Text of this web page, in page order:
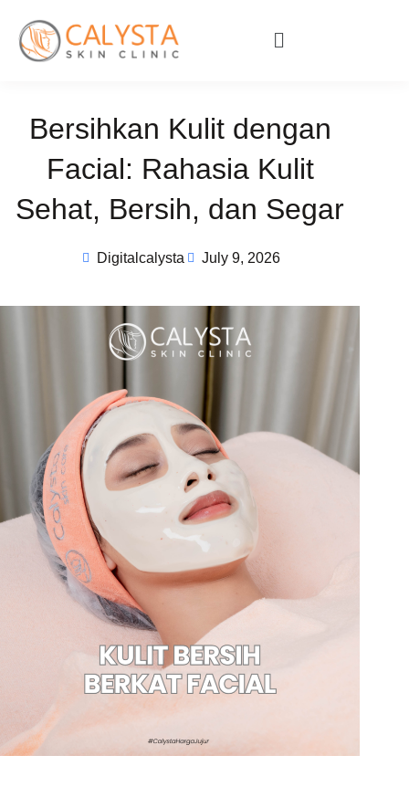
Bersihkan Kulit dengan
Facial: Rahasia Kulit
Sehat, Bersih, dan Segar
Digitalcalysta July 9, 2026